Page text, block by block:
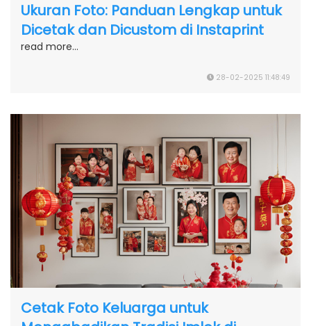
Ukuran Foto: Panduan Lengkap untuk
Dicetak dan Dicustom di Instaprint
read more...
28-02-2025 11:48:49
Cetak Foto Keluarga untuk